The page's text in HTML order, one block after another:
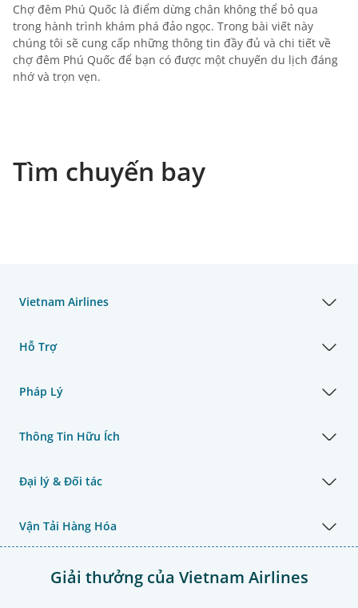
Chợ đêm Phú Quốc là điểm dừng chân không thể bỏ qua
trong hành trình khám phá đảo ngọc. Trong bài viết này
chúng tôi sẽ cung cấp những thông tin đầy đủ và chi tiết về
chợ đêm Phú Quốc để bạn có được một chuyến du lịch đáng
nhớ và trọn vẹn.
Tìm chuyến bay
Vietnam Airlines
Hỗ Trợ
Pháp Lý
Thông Tin Hữu Ích
Đại lý & Đối tác
Vận Tải Hàng Hóa
Giải thưởng của Vietnam Airlines